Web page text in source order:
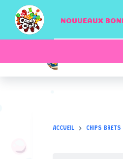
s
e
r
NOUVEAUX
ACCUEIL CHIPS BRETS